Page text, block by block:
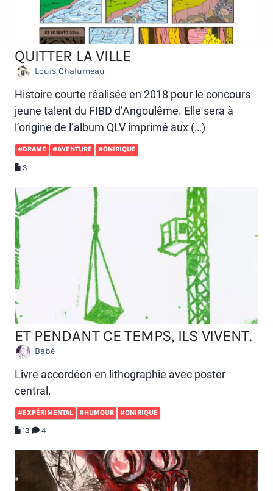
QUITTER LA VILLE
Louis Chalumeau
Histoire courte réalisée en 2018 pour le concours
jeune talent du FIBD d’Angoulême. Elle sera à
l’origine de l’album QLV imprimé aux (…)
#DRAME #AVENTURE #ONIRIQUE
3
ET PENDANT CE TEMPS, ILS VIVENT.
Babé
Livre accordéon en lithographie avec poster
central.
#EXPÉRIMENTAL #HUMOUR #ONIRIQUE
13 4